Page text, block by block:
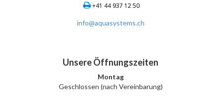
+41 44 937 12 50
info@aquasystems.ch
Unsere Öffnungszeiten
Montag
Geschlossen (nach Vereinbarung)